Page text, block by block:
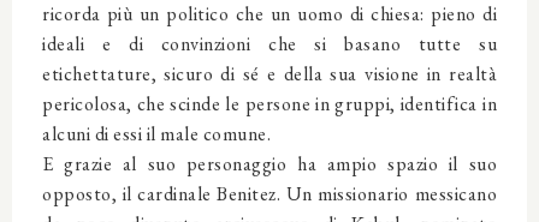
ricorda più un politico che un uomo di chiesa: pieno di
ideali e di convinzioni che si basano tutte su
etichettature, sicuro di sé e della sua visione in realtà
pericolosa, che scinde le persone in gruppi, identifica in
alcuni di essi il male comune.
E grazie al suo personaggio ha ampio spazio il suo
opposto, il cardinale Benitez. Un missionario messicano